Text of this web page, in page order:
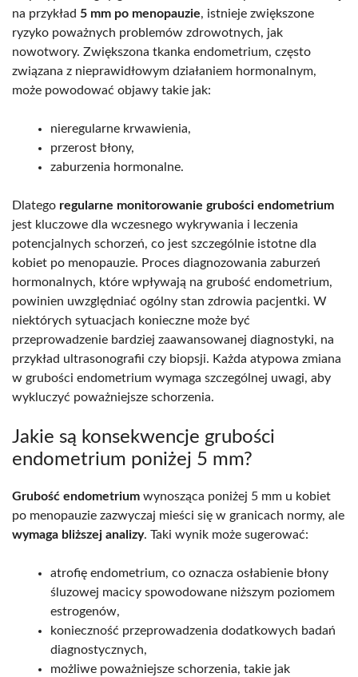
na przykład 5 mm po menopauzie, istnieje zwiększone
ryzyko poważnych problemów zdrowotnych, jak
nowotwory. Zwiększona tkanka endometrium, często
związana z nieprawidłowym działaniem hormonalnym,
może powodować objawy takie jak:
nieregularne krwawienia,
przerost błony,
zaburzenia hormonalne.
Dlatego regularne monitorowanie grubości endometrium
jest kluczowe dla wczesnego wykrywania i leczenia
potencjalnych schorzeń, co jest szczególnie istotne dla
kobiet po menopauzie. Proces diagnozowania zaburzeń
hormonalnych, które wpływają na grubość endometrium,
powinien uwzględniać ogólny stan zdrowia pacjentki. W
niektórych sytuacjach konieczne może być
przeprowadzenie bardziej zaawansowanej diagnostyki, na
przykład ultrasonografii czy biopsji. Każda atypowa zmiana
w grubości endometrium wymaga szczególnej uwagi, aby
wykluczyć poważniejsze schorzenia.
Jakie są konsekwencje grubości
endometrium poniżej 5 mm?
Grubość endometrium wynosząca poniżej 5 mm u kobiet
po menopauzie zazwyczaj mieści się w granicach normy, ale
wymaga bliższej analizy. Taki wynik może sugerować:
atrofię endometrium, co oznacza osłabienie błony
śluzowej macicy spowodowane niższym poziomem
estrogenów,
konieczność przeprowadzenia dodatkowych badań
diagnostycznych,
możliwe poważniejsze schorzenia, takie jak